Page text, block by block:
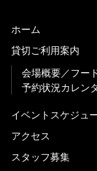
ホーム
貸切ご利用案内
会場概要
フー
予約状況カレン
イベントスケジュ
アクセス
スタッフ募集